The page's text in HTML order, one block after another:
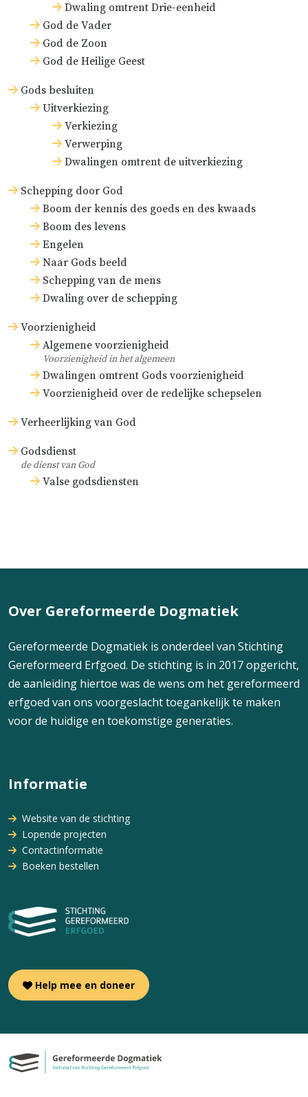
Dwaling omtrent Drie-eenheid
God de Vader
God de Zoon
God de Heilige Geest
Gods besluiten
Uitverkiezing
Verkiezing
Verwerping
Dwalingen omtrent de uitverkiezing
Schepping door God
Boom der kennis des goeds en des kwaads
Boom des levens
Engelen
Naar Gods beeld
Schepping van de mens
Dwaling over de schepping
Voorzienigheid
Algemene voorzienigheid
Voorzienigheid in het algemeen
Dwalingen omtrent Gods voorzienigheid
Voorzienigheid over de redelijke schepselen
Verheerlijking van God
Godsdienst
de dienst van God
Valse godsdiensten
Over Gereformeerde Dogmatiek
Gereformeerde Dogmatiek is onderdeel van Stichting
Gereformeerd Erfgoed. De stichting is in 2017 opgericht,
de aanleiding hiertoe was de wens om het gereformeerd
erfgoed van ons voorgeslacht toegankelijk te maken
voor de huidige en toekomstige generaties.
Informatie
Website van de stichting
Lopende projecten
Contactinformatie
Boeken bestellen
Help mee en doneer